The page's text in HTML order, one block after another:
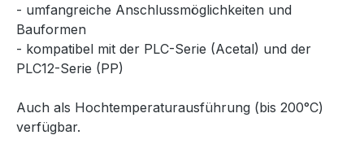
- umfangreiche Anschlussmöglichkeiten und
Bauformen
- kompatibel mit der PLC-Serie (Acetal) und der
PLC12-Serie (PP)
Auch als Hochtemperaturausführung (bis 200°C)
verfügbar.